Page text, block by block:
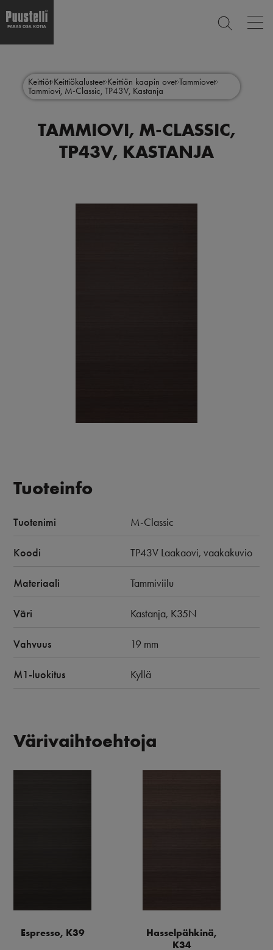
menu
Keittiöt Keittiökalusteet Keittiön kaapin ovet Tammiovet
Tammiovi, M-Classic, TP43V, Kastanja
TAMMIOVI, M-CLASSIC,
TP43V, KASTANJA
Tuoteinfo
Tuotenimi M-Classic
Koodi TP43V Laakaovi, vaakakuvio
Materiaali Tammiviilu
Väri Kastanja, K35N
Vahvuus 19 mm
M1-luokitus Kyllä
Värivaihtoehtoja
Espresso, K39
Hasselpähkinä,
K34